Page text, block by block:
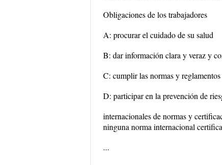
Obligaciones de los trabajadores
A: procurar el cuidado de su salud
B: dar información clara y veraz y
C: cumplir las normas y
D: participar en la prevención de
internacionales de normas y
ninguna norma internacional
...